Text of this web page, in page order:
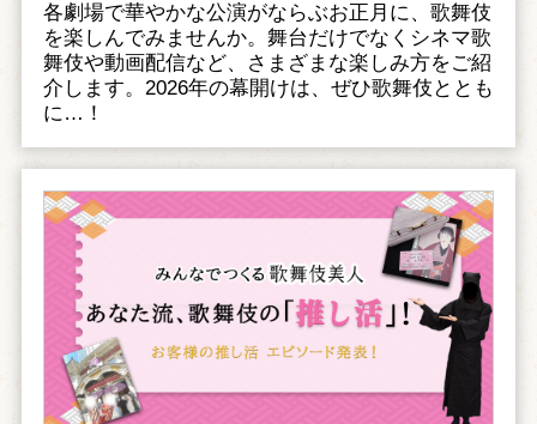
各劇場で華やかな公演がならぶお正月に、歌舞伎
を楽しんでみませんか。舞台だけでなくシネマ歌
舞伎や動画配信など、さまざまな楽しみ方をご紹
介します。2026年の幕開けは、ぜひ歌舞伎ととも
に…！